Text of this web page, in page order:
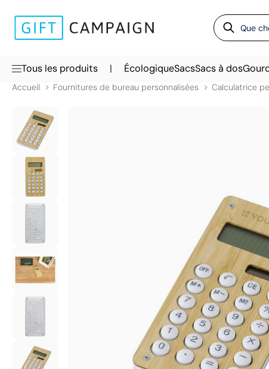
Tous les produits | ÉcologiqueSacsSacs à dos
Accueil Fournitures de bureau personnalisées Calculatrice